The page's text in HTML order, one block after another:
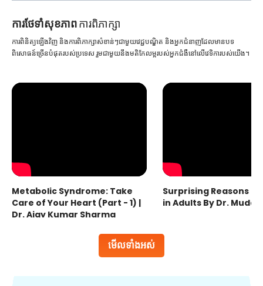
ការ​ថែទាំ​សុខភាពការពិភាក្សា
មើលទាំងអស់
ការពិនិត្យឡើងវិញ និងការពិភាក្សាសំខាន់ៗជាមួយវេជ្ជបណ្ឌិត និងអ្នកជំនាញដែលមានបទ
ពិសោធន៍ច្រើនបំផុតរបស់ប្រទេស រួមជាមួយនឹងមតិកែលម្អរបស់អ្នកជំងឺនៅលើវេទិការបស់យើង។
Metabolic Syndrome: Take
Care of Your Heart (Part - 1) |
Dr. Ajay Kumar Sharma
Surprising Reasons
in Adults By Dr.